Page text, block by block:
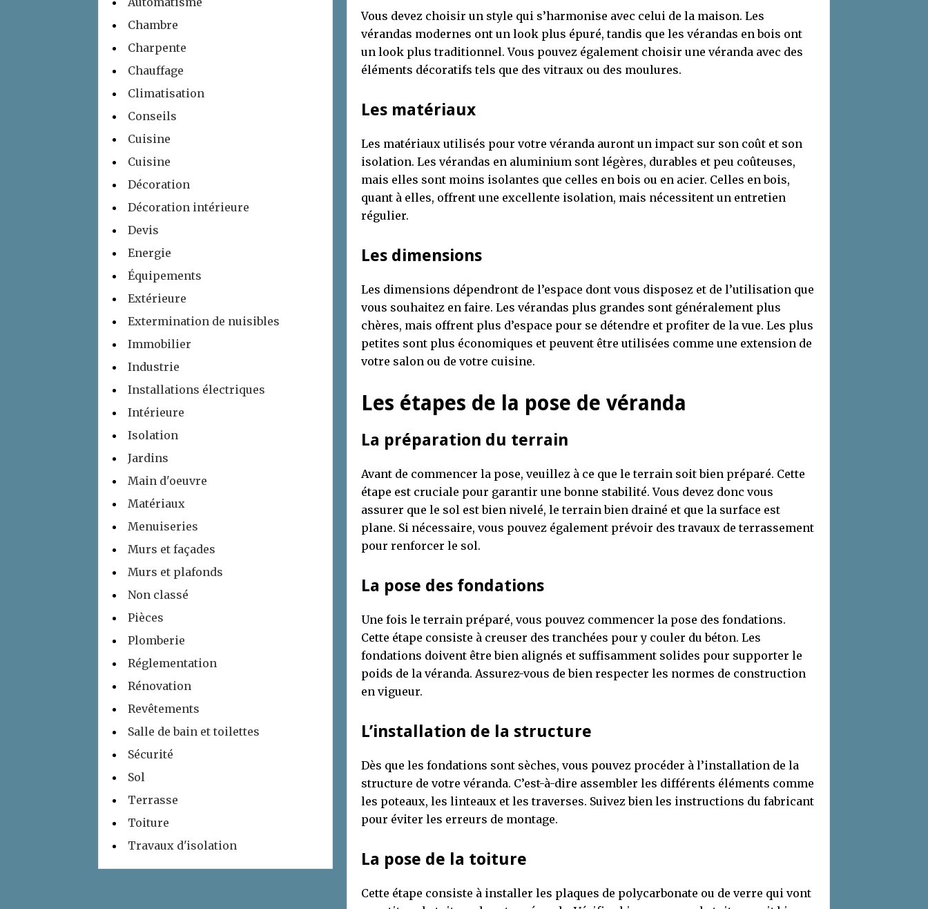
Vous devez choisir un style qui s’harmonise avec celui de la maison. Les
vérandas modernes ont un look plus épuré, tandis que les vérandas en bois ont
un look plus traditionnel. Vous pouvez également choisir une véranda avec des
éléments décoratifs tels que des vitraux ou des moulures.
Les matériaux
Les matériaux utilisés pour votre véranda auront un impact sur son coût et son
isolation. Les vérandas en aluminium sont légères, durables et peu coûteuses,
mais elles sont moins isolantes que celles en bois ou en acier. Celles en bois,
quant à elles, offrent une excellente isolation, mais nécessitent un entretien
régulier.
Les dimensions
Les dimensions dépendront de l’espace dont vous disposez et de l’utilisation que
vous souhaitez en faire. Les vérandas plus grandes sont généralement plus
chères, mais offrent plus d’espace pour se détendre et profiter de la vue. Les plus
petites sont plus économiques et peuvent être utilisées comme une extension de
votre salon ou de votre cuisine.
Les étapes de la pose de véranda
La préparation du terrain
Avant de commencer la pose, veuillez à ce que le terrain soit bien préparé. Cette
étape est cruciale pour garantir une bonne stabilité. Vous devez donc vous
assurer que le sol est bien nivelé, le terrain bien drainé et que la surface est
plane. Si nécessaire, vous pouvez également prévoir des travaux de terrassement
pour renforcer le sol.
La pose des fondations
Une fois le terrain préparé, vous pouvez commencer la pose des fondations.
Cette étape consiste à creuser des tranchées pour y couler du béton. Les
fondations doivent être bien alignés et suffisamment solides pour supporter le
poids de la véranda. Assurez-vous de bien respecter les normes de construction
en vigueur.
L’installation de la structure
Dès que les fondations sont sèches, vous pouvez procéder à l’installation de la
structure de votre véranda. C’est-à-dire assembler les différents éléments comme
les poteaux, les linteaux et les traverses. Suivez bien les instructions du fabricant
pour éviter les erreurs de montage.
La pose de la toiture
Cette étape consiste à installer les plaques de polycarbonate ou de verre qui vont
Chambre
Charpente
Chauffage
Climatisation
Conseils
Cuisine
Cuisine
Décoration
Décoration intérieure
Devis
Energie
Équipements
Extérieure
Extermination de nuisibles
Immobilier
Industrie
Installations électriques
Intérieure
Isolation
Jardins
Main d'oeuvre
Matériaux
Menuiseries
Murs et façades
Murs et plafonds
Non classé
Pièces
Plomberie
Réglementation
Rénovation
Revêtements
Salle de bain et toilettes
Sécurité
Sol
Terrasse
Toiture
Travaux d'isolation